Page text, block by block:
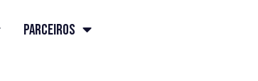
Parceiros